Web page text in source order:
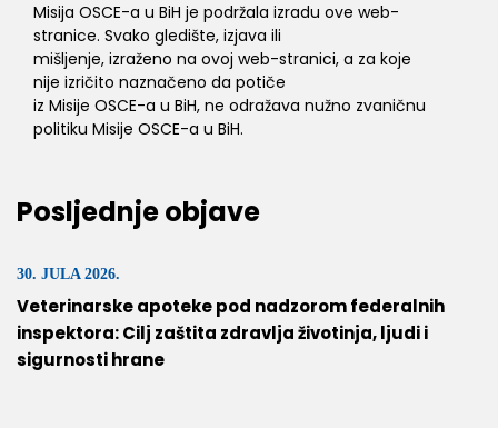
Misija OSCE-a u BiH je podržala izradu ove web-
stranice. Svako gledište, izjava ili
mišljenje, izraženo na ovoj web-stranici, a za koje
nije izričito naznačeno da potiče
iz Misije OSCE-a u BiH, ne odražava nužno zvaničnu
politiku Misije OSCE-a u BiH.
Posljednje objave
30. JULA 2026.
Veterinarske apoteke pod nadzorom federalnih
inspektora: Cilj zaštita zdravlja životinja, ljudi i
sigurnosti hrane